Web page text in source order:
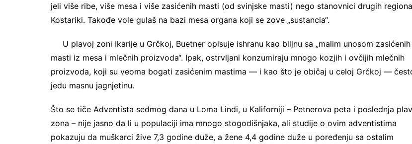
jeli više ribe, više mesa i više zasićenih masti (od svinjske masti) nego stanovnici drugih
Kostariki. Takođe vole gulaš na bazi mesa organa koji se zove „sustancia“.
U plavoj zoni Ikarije u Grčkoj, Buetner opisuje ishranu kao biljnu sa „malim unosom zasićenih
masti iz mesa i mlečnih proizvoda“. Ipak, ostrvljani konzumiraju mnogo kozjih i ovčijih mlečnih
proizvoda, koji su veoma bogati zasićenim mastima — i kao što je običaj u celoj Grčkoj —
jedu masnu jagnjetinu.
Što se tiče Adventista sedmog dana u Loma Lindi, u Kaliforniji – Petnerova peta i poslednja
zona – nije jasno da li u populaciji ima mnogo stogodišnjaka, ali studije o ovim adventistima
pokazuju da muškarci žive 7,3 godine duže, a žene 4,4 godine duže u poređenju sa ostalim